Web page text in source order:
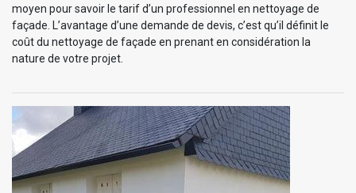
moyen pour savoir le tarif d’un professionnel en nettoyage de
façade. L’avantage d’une demande de devis, c’est qu’il définit le
coût du nettoyage de façade en prenant en considération la
nature de votre projet.